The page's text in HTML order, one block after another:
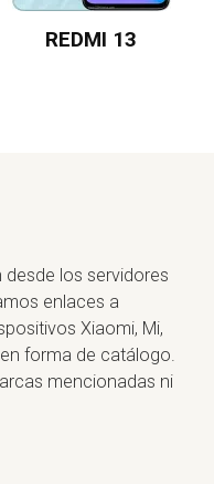
REDMI 13
los servidores
enlaces a
Xiaomi, Mi,
forma de catálogo.
mencionadas ni